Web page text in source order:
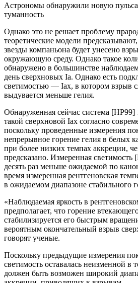
Астрономы обнаружили новую
туманность
Однако это не решает проблему
теоретические модели
звезды компаньона будет унесено
окружающую среду. Однако такое
обнаружено в большинстве
день сверхновых Ia. Однако есть
светимостью — Iax, в котором взрыв
выдувается меньше гелия.
Обнаруженная сейчас система [HP99]
такой сверхновой Iax согласно
поскольку проведенные измерения
непрерывное горение гелия в белых
при более низких темпах аккреции,
предсказано. Измеренная
десять раз меньше ожидаемой по
время измеренная рентгеновская
в ожидаемом диапазоне стабильного
«Наблюдаемая яркость в
предполагает, что горение
стабилизируется его быстрым
вероятным окончательный взрыв
говорят ученые.
Поскольку предыдущие измерения
светимость оставалась неизменной в
должен быть возможен широкий